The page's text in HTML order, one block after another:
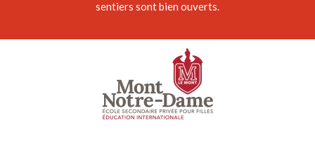
sentiers sont bien ouverts.